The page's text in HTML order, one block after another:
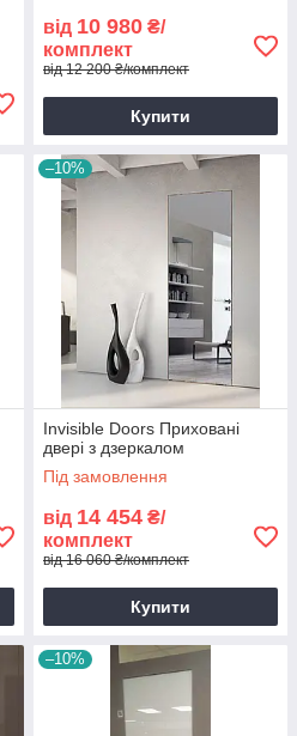
від 10 980 ₴/
комплект
від 12 200 ₴/комплект
Купити
–10%
Invisible Doors Приховані
двері з дзеркалом
Під замовлення
від 14 454 ₴/
комплект
від 16 060 ₴/комплект
Купити
–10%